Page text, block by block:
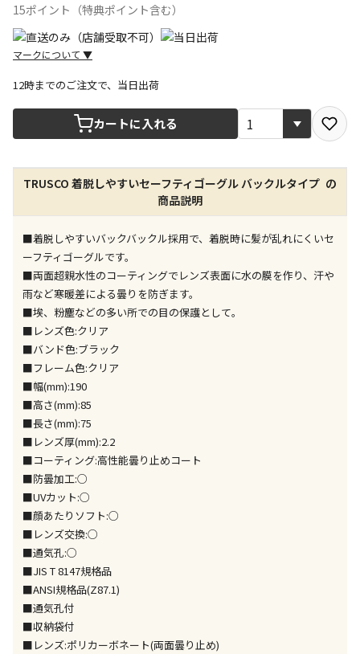
15ポイント（特典ポイント含む）
マークについて ▼
宅配や店舗受取を選択できる商品です
店舗のみで受取できる商品です（宅配便でのお届けが
できません）
※同時購入の商品は、全て同じ店舗での受取となりま
す
特定の店舗のみで受取ができる商品です（宅配便での
お届けができません）
※同時購入の商品は、全て同じ店舗での受取となりま
す
委託業者によりお届けする商品です
※ほか商品との同時購入はできません。お手数です
が、ご購入手続きを分けてお買い求めください
※支払い方法の代金引換は選択できません。
※電話注文はできません。
宅配のみでお届けする商品です（店舗受取は選択でき
ません）
※「宅配・店舗受取」「宅配のみ」マークの商品のみ
同時購入が可能です
午前9時までのご注文確定した商品については、当日に
出荷いたします。
ただし、メーカーの営業日に基づき出荷手続きを行う
ため、通常よりお時間をいただく場合がございます。
また、日曜・祝日や年末年始などの長期休業期間中
は、休業明けからの出荷対応となります。
12時までのご注文で、当日出荷
カートに入れる
TRUSCO 着脱しやすいセーフティゴーグル バックルタイプ の
商品説明
■着脱しやすいバックバックル採用で、着脱時に髪が乱れにくいセ
ーフティゴーグルです。
■両面超親水性のコーティングでレンズ表面に水の膜を作り、汗や
雨など寒暖差による曇りを防ぎます。
■埃、粉塵などの多い所での目の保護として。
■レンズ色:クリア
■バンド色:ブラック
■フレーム色:クリア
■幅(mm):190
■高さ(mm):85
■長さ(mm):75
■レンズ厚(mm):2.2
■コーティング:高性能曇り止めコート
■防曇加工:○
■UVカット:○
■顔あたりソフト:○
■レンズ交換:○
■通気孔:○
■JIS T 8147規格品
■ANSI規格品(Z87.1)
■通気孔付
■収納袋付
■レンズ:ポリカーボネート(両面曇り止め)